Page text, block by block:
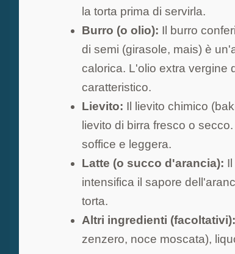
la torta prima di servirla.
Burro (o olio): Il burro
di semi (girasole, mais) è
calorica. L'olio extra vergine
caratteristico.
Lievito: Il lievito chimico
lievito di birra fresco o
soffice e leggera.
Latte (o succo d'arancia):
intensifica il sapore
torta.
Altri ingredienti (facoltativi):
zenzero, noce moscata),